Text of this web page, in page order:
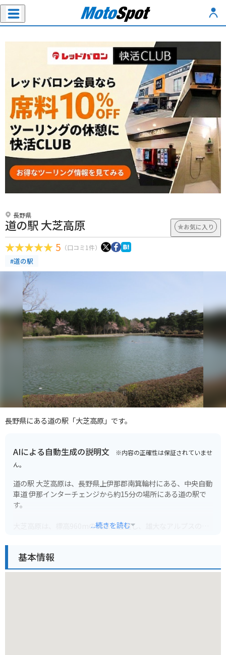
長野県
道の駅 大芝高原 お気に入り
5 （口コミ1件）
#道の駅
長野県にある道の駅「大芝高原」です。
AIによる自動生成の説明文 ※内容の正確性は保証されていませ
ん。
道の駅 大芝高原は、長野県上伊那郡南箕輪村にある、中央自動
車道 伊那インターチェンジから約15分の場所にある道の駅で
す。
大芝高原は、標高960mの高原に位置し、雄大なアルプスの
れており、ドライブの休憩スポットとして最適です。
...続きを読む
基本情報